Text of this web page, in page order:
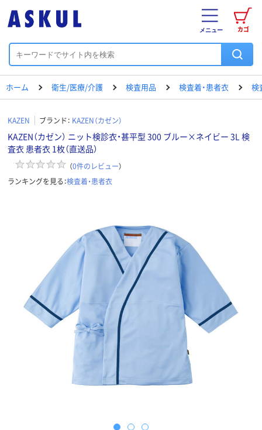
カゴ
メニュー
ホーム 衛生/医療/介護 検査用品 検査着・患者衣 検
KAZEN ブランド： KAZEN（カゼン）
KAZEN（カゼン） ニット検診衣・甚平型 300 ブルー×ネイビー 3L 検
査衣 患者衣 1枚（直送品）
（0件のレビュー）
ランキングを見る：検査着・患者衣